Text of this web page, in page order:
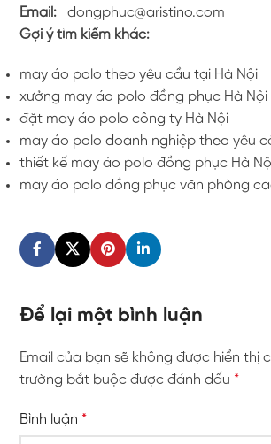
Email: dongphuc@aristino.com
Gợi ý tìm kiếm khác:
may áo polo theo yêu cầu tại Hà Nội
xưởng may áo polo đồng phục Hà Nội
đặt may áo polo công ty Hà Nội
may áo polo doanh nghiệp theo yêu
thiết kế may áo polo đồng phục Hà
may áo polo đồng phục văn phòng
Để lại một bình luận
Email của bạn sẽ không được hiển thị
trường bắt buộc được đánh dấu *
Bình luận *